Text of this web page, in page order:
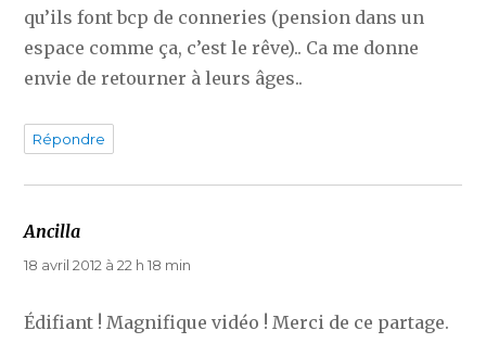
qu’ils font bcp de conneries (pension dans un
espace comme ça, c’est le rêve).. Ca me donne
envie de retourner à leurs âges..
Répondre
Ancilla
18 avril 2012 à 22 h 18 min
Édifiant ! Magnifique vidéo ! Merci de ce partage.